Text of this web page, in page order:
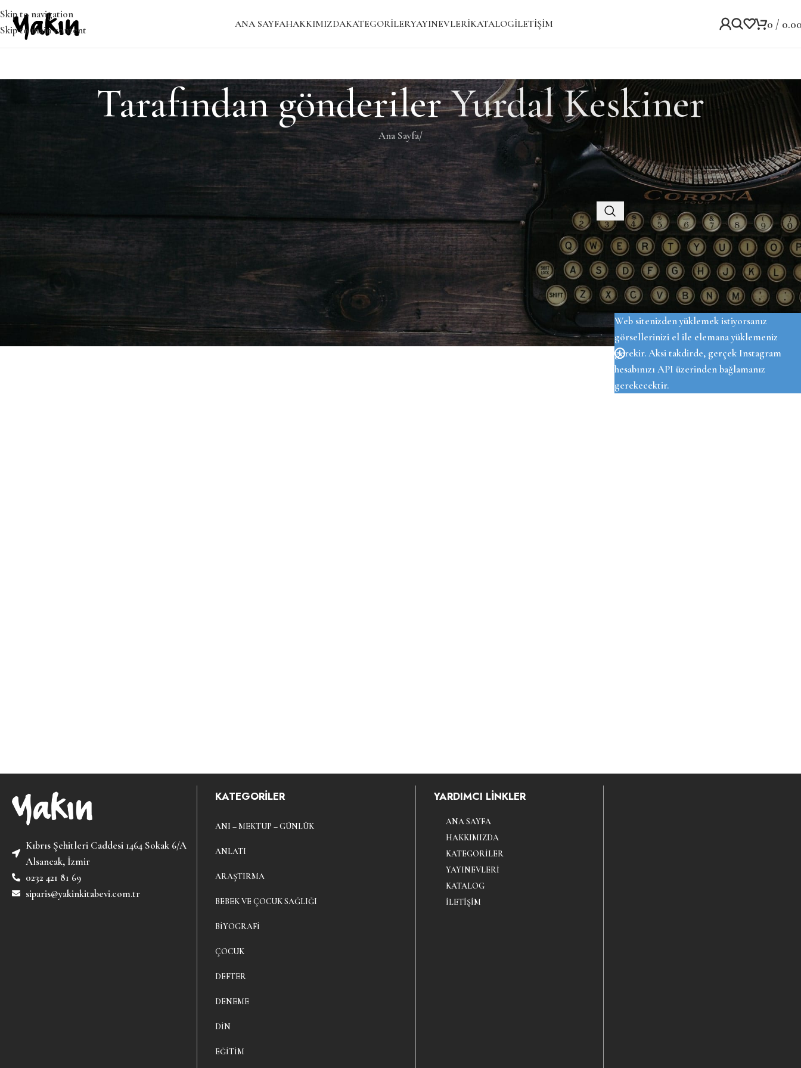
Skip to navigation
Skip to main content
ANA SAYFAHAKKIMIZDAKATEGORILERYAYINEVLERIKATALOGİLETIŞIM 0 /
Tarafından gönderilerYurdal Keskiner
Ana Sayfa/
Özür dileriz, ancak sonuç bulunamadı. Belki ARAMA yapmak, ilgili bir gönderi bulmanıza yardımcı olacaktır.
Kategoriler
Kategori yok
Recent Posts
OUR INSTAGRAM
Web sitenizden yüklemek istiyorsanız
görsellerinizi el ile elemana yüklemeniz
gerekir. Aksi takdirde, gerçek Instagram
hesabınızı API üzerinden bağlamanız
gerekecektir.
Kıbrıs Şehitleri Caddesi 1464 Sokak 6/A
Alsancak, İzmir
0232 421 81 69
siparis@yakinkitabevi.com.tr
KATEGORİLER
ANI – MEKTUP – GÜNLÜK
ANLATI
ARAŞTIRMA
BEBEK VE ÇOCUK SAĞLIĞI
BIYOGRAFI
ÇOCUK
DEFTER
DENEME
DIN
EĞITIM
YARDIMCI LİNKLER
ANA SAYFA
HAKKIMIZDA
KATEGORILER
YAYINEVLERI
KATALOG
İLETIŞIM